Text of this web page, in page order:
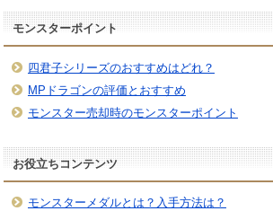
モンスターポイント
四君子シリーズのおすすめはどれ？
MPドラゴンの評価とおすすめ
モンスター売却時のモンスターポイント
お役立ちコンテンツ
モンスターメダルとは？入手方法は？